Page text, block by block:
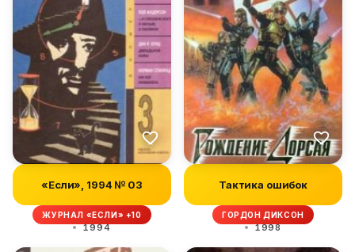
«Если», 1994 № 03
ЖУРНАЛ «ЕСЛИ» +10
1994
Тактика ошибок
ГОРДОН ДИКСОН
1998